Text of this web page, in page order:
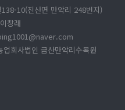
10(진산면 만악리 248번지)
이창래
회사법인 금산만악리수목원